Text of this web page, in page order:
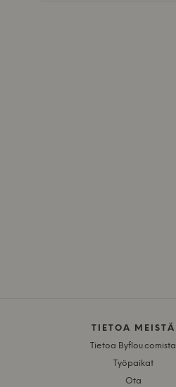
TIETOA MEISTÄ
Tietoa Byflou.comista
Työpaikat
Ota